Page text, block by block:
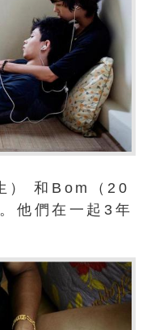
） 和Bom（20
他們在一起3年